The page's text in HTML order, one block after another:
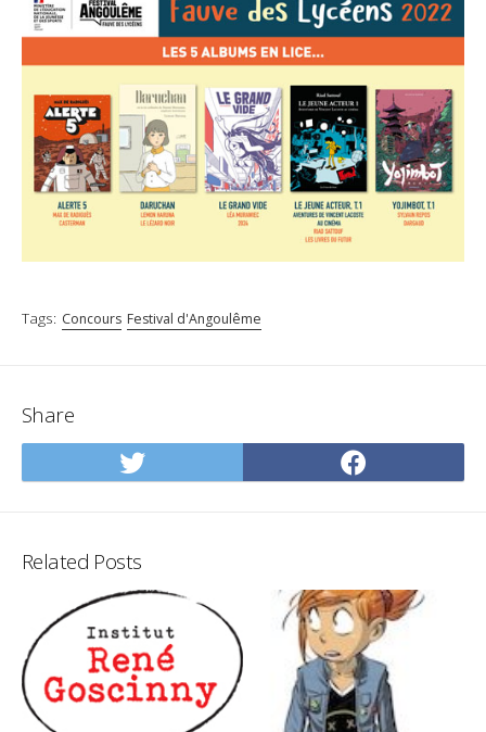
Tags: Concours Festival d'Angoulême
Share
Share
on
on
Related Posts